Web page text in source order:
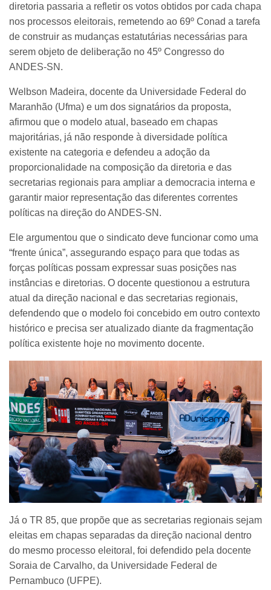
diretoria passaria a refletir os votos obtidos por cada chapa
nos processos eleitorais, remetendo ao 69º Conad a tarefa
de construir as mudanças estatutárias necessárias para
serem objeto de deliberação no 45º Congresso do
ANDES-SN.
Welbson Madeira, docente da Universidade Federal do
Maranhão (Ufma) e um dos signatários da proposta,
afirmou que o modelo atual, baseado em chapas
majoritárias, já não responde à diversidade política
existente na categoria e defendeu a adoção da
proporcionalidade na composição da diretoria e das
secretarias regionais para ampliar a democracia interna e
garantir maior representação das diferentes correntes
políticas na direção do ANDES-SN.
Ele argumentou que o sindicato deve funcionar como uma
“frente única”, assegurando espaço para que todas as
forças políticas possam expressar suas posições nas
instâncias e diretorias. O docente questionou a estrutura
atual da direção nacional e das secretarias regionais,
defendendo que o modelo foi concebido em outro contexto
histórico e precisa ser atualizado diante da fragmentação
política existente hoje no movimento docente.
Já o TR 85, que propõe que as secretarias regionais sejam
eleitas em chapas separadas da direção nacional dentro
do mesmo processo eleitoral, foi defendido pela docente
Soraia de Carvalho, da Universidade Federal de
Pernambuco (UFPE).